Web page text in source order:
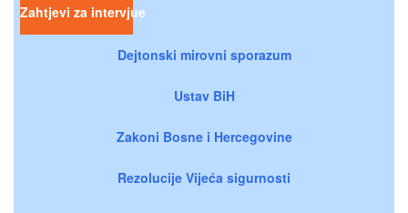
Zahtjevi za intervjue
Dejtonski mirovni sporazum
Ustav BiH
Zakoni Bosne i Hercegovine
Rezolucije Vijeća sigurnosti